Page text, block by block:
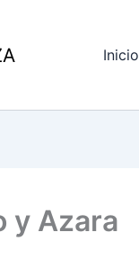
Inicio
y Azara